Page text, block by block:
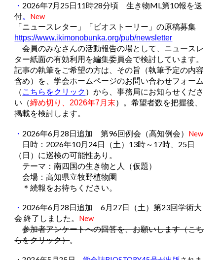
・ 2026年7月25日11時28分頃 生き物ML第10報を送
付。 New
「ニュースレター」
「ビオストーリー」の原稿募集
https://www.ikimonobunka.org/pub/newsletter
会員のみなさんの活動報告の場として、ニュースレ
ター紙面の有効利用を編集委員会で検討しています。
記事の執筆をご希望の方は、その旨（執筆予定の内容
含め）を、学会ホームページのお問い合わせフォーム
（ こちらをクリック ）から、事務局にお知らせくださ
い（締め切り、2026年7月末）。希望者数を把握後、
掲載を検討します。
・ 2026年6月28日追加 第96回例会（高知例会） New
日時：2026年10月24日（土）13時～17時、25日
（日）に巡検の可能性あり。
テーマ：南四国の生き物と人（仮題）
会場：高知県立牧野植物園
＊続報をお待ちください。
・ 2026年6月28日追加 6月27日（土）第23回学術大
会 終了しました。 New
参加者アンケートへの回答を、お願いします（こち
らをクリック）。